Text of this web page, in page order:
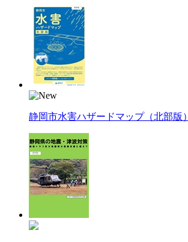
静岡市水害ハザードマップ（北部版）